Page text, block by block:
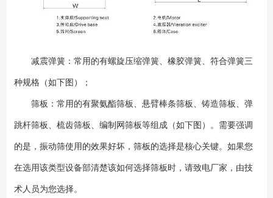
头两周内，应每周将各处的紧固螺栓重新紧固一遍，以后一个月紧固一
次。 振动筛应在筛面没有物料的情况下启动，尽量避免带料开机，筛
机。工作过程中应经常观察筛机运行情况，如发现运动不正常或有异常声
滑，正常情况下，每两个月加注一次润滑脂，加注量不宜过多，否则会引
起轴承过热。振动器使用6个月后，检查油脂情况，如发现变干或有硬块
驱动装置和进料系统的电源之后，才可维修或清洁设备。切勿爬上正在运
行的筛子。 ●要遵循执行筛子的每日例行检查和每隔150小时运行的系
统检查。 ●振动电机的维护细节请参照振动电机使用说明书。 ●作
于某些筛板结构，需要更经常的检查。 ●振动设备上紧固振动电机的安
减震弹簧：常用的有螺旋压缩弹簧、橡胶弹簧、符合弹簧三
种规格（如下图）；
筛板：常用的有聚氨酯筛板、悬臂棒条筛板、铸造筛板、弹
跳杆筛板、梳齿筛板、编制网筛板等组成（如下图）。需要强调
的是，振动筛使用的效果好坏，筛板的选择是核心关键。如果您
在选用该类型设备部清楚该如何选择筛板时，请致电厂家，由技
术人员为您选择。